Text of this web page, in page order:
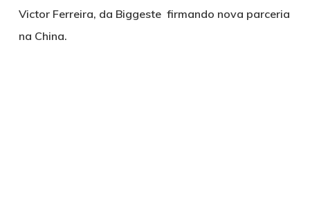
Victor Ferreira, da Biggeste firmando nova parceria
na China.